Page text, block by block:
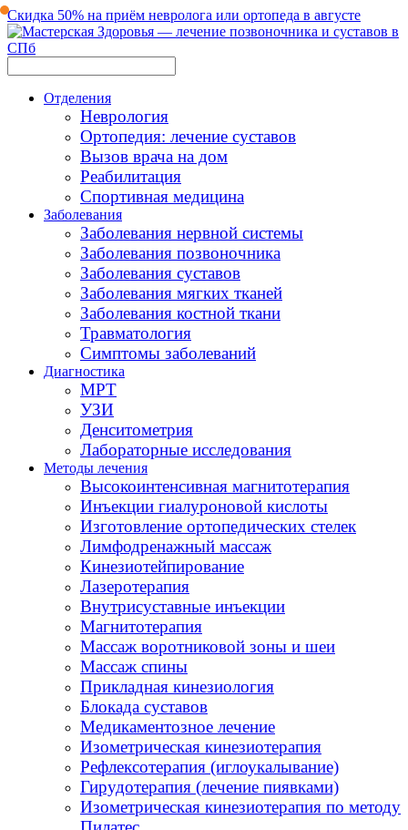
Скидка 50% на приём невролога или ортопеда в августе
Отделения
Неврология
Ортопедия: лечение суставов
Вызов врача на дом
Реабилитация
Спортивная медицина
Заболевания
Заболевания нервной системы
Заболевания позвоночника
Заболевания суставов
Заболевания мягких тканей
Заболевания костной ткани
Травматология
Симптомы заболеваний
Диагностика
МРТ
УЗИ
Денситометрия
Лабораторные исследования
Методы лечения
Высокоинтенсивная магнитотерапия
Инъекции гиалуроновой кислоты
Изготовление ортопедических стелек
Лимфодренажный массаж
Кинезиотейпирование
Лазеротерапия
Внутрисуставные инъекции
Магнитотерапия
Массаж воротниковой зоны и шеи
Массаж спины
Прикладная кинезиология
Блокада суставов
Медикаментозное лечение
Изометрическая кинезиотерапия
Рефлексотерапия (иглоукалывание)
Гирудотерапия (лечение пиявками)
Изометрическая кинезиотерапия по методу